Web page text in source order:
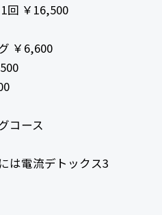
回 ￥16,500
￥6,600
コース
は電流デトックス3